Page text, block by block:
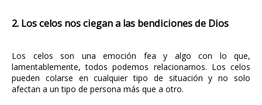
2. Los celos nos ciegan a las bendiciones de Dios
Los celos son una emoción fea y algo con lo que,
lamentablemente, todos podemos relacionarnos. Los celos
pueden colarse en cualquier tipo de situación y no solo
afectan a un tipo de persona más que a otro.